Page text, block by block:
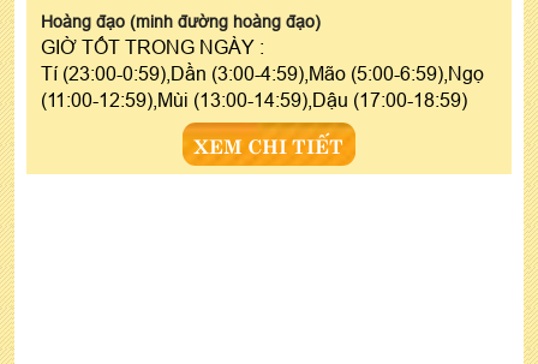
Hoàng đạo (minh đường hoàng đạo)
GIỜ TỐT TRONG NGÀY :
Tí (23:00-0:59),Dần (3:00-4:59),Mão (5:00-6:59),Ngọ
(11:00-12:59),Mùi (13:00-14:59),Dậu (17:00-18:59)
XEM CHI TIẾT